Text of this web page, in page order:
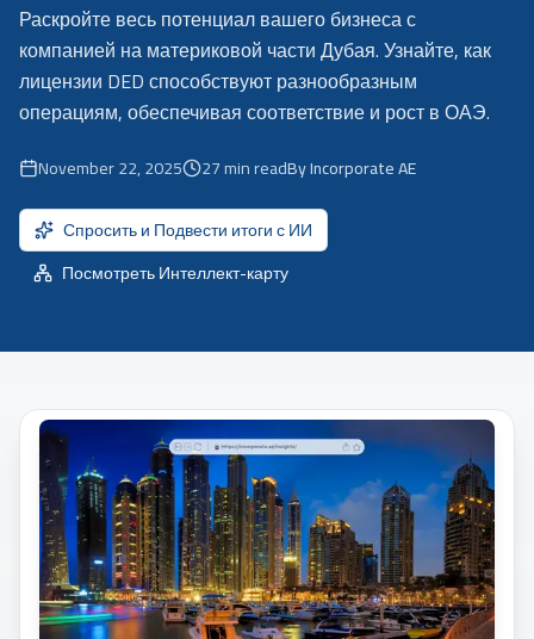
Раскройте весь потенциал вашего бизнеса с
компанией на материковой части Дубая. Узнайте, как
лицензии DED способствуют разнообразным
операциям, обеспечивая соответствие и рост в ОАЭ.
November 22, 2025 27min readBy Incorporate AE
Спросить и Подвести итоги с ИИ
Посмотреть Интеллект-карту